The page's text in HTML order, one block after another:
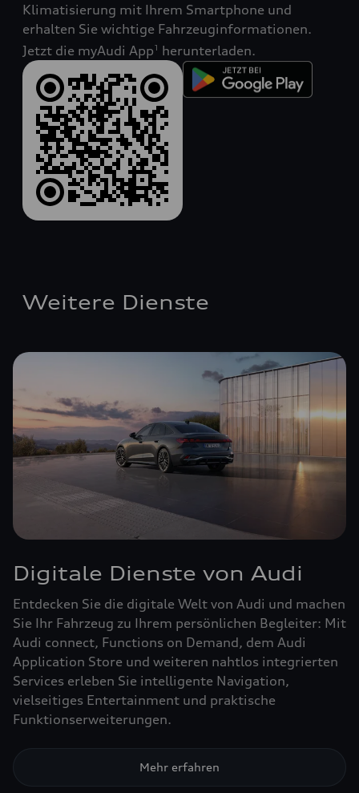
Klimatisierung mit Ihrem Smartphone und
erhalten Sie wichtige Fahrzeuginformationen.
Jetzt die myAudi App1 herunterladen.
Weitere Dienste
Digitale Dienste von Audi
Entdecken Sie die digitale Welt von Audi und machen
Sie Ihr Fahrzeug zu Ihrem persönlichen Begleiter: Mit
Audi connect, Functions on Demand, dem Audi
Application Store und weiteren nahtlos integrierten
Services erleben Sie intelligente Navigation,
vielseitiges Entertainment und praktische
Funktionserweiterungen.
Mehr erfahren